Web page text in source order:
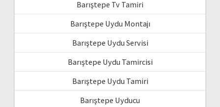
Barıştepe Tv Tamiri
Barıştepe Uydu Montajı
Barıştepe Uydu Servisi
Barıştepe Uydu Tamircisi
Barıştepe Uydu Tamiri
Barıştepe Uyducu